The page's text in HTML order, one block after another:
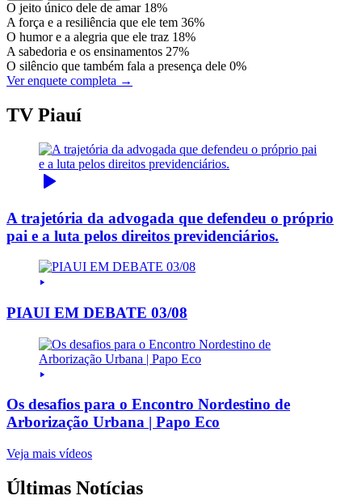
O jeito único dele de amar 18%
A força e a resiliência que ele tem 36%
O humor e a alegria que ele traz 18%
A sabedoria e os ensinamentos 27%
O silêncio que também fala a presença dele 0%
Ver enquete completa →
TV Piauí
A trajetória da advogada que defendeu o próprio
pai e a luta pelos direitos previdenciários.
PIAUI EM DEBATE 03/08
Os desafios para o Encontro Nordestino de
Arborização Urbana | Papo Eco
Veja mais vídeos
Últimas Notícias